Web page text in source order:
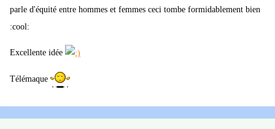
parle d'équité entre hommes et femmes ceci tombe formidablement bien
:cool:
Excellente idée
Télémaque